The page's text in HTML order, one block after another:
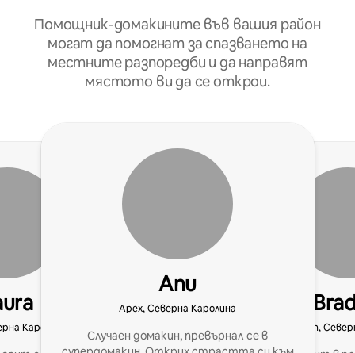
Помощник-домакините във вашия район
могат да помогнат за спазването на
местните разпоредби и да направят
мястото ви да се открои.
Каролина
Anu
Apex, Северна Каролина
Случаен домакин, превърнал се в
Clayton,